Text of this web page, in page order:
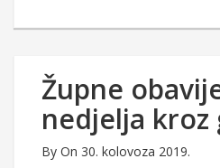
Župne
nedjelja kroz
By On 30. kolovoza 2019.